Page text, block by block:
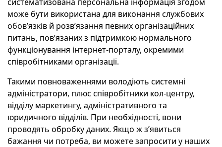
може бути використана для виконання службових
обов’язків й розв’язання певних організаційних
питань, пов’язаних з підтримкою нормального
функціонування інтернет-порталу, окремими
співробітниками організації.
Такими повноваженнями володіють системні
адміністратори, плюс співробітники кол-центру,
відділу маркетингу, адміністративного та
юридичного відділів. При необхідності, вони
проводять обробку даних. Якщо ж з’явиться
бажання чи потреба, ви можете запросити у наших